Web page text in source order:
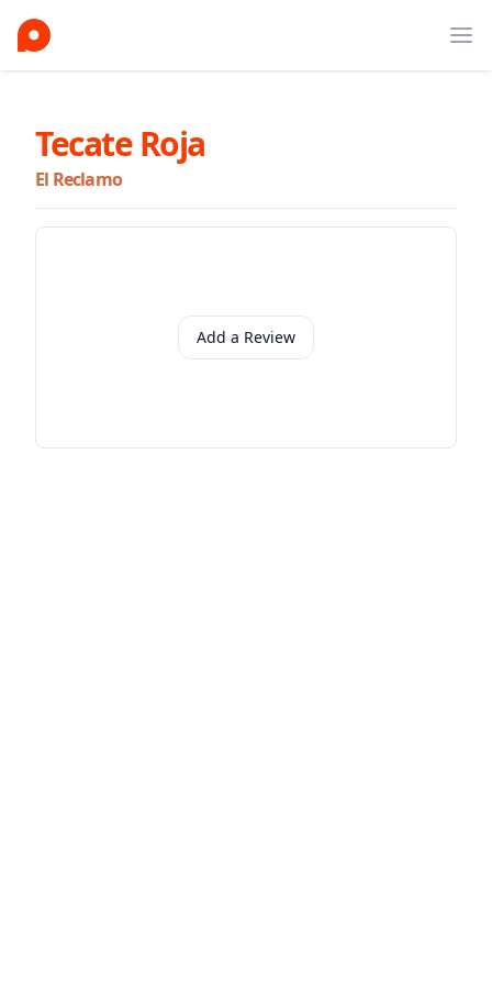
Tecate Roja
El Reclamo
Add a Review